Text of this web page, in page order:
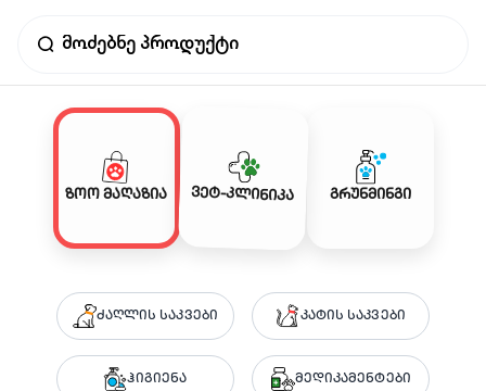
ზოო მაღაზია ვეტ-კლინიკა გრუნმინგი
ძაღლის საკვები კატის საკვები
ჰიგიენა მედიკამენტები